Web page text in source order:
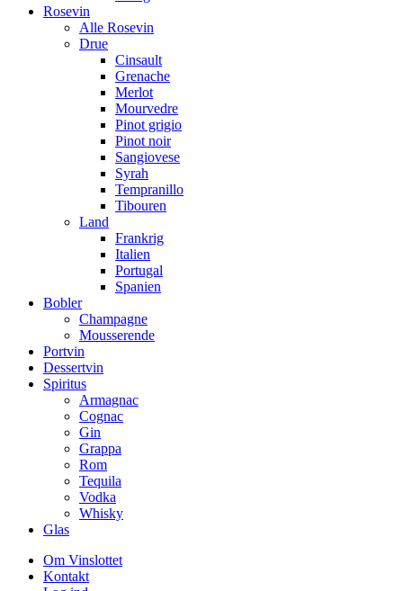
Rosevin
Alle Rosevin
Drue
Cinsault
Grenache
Merlot
Mourvedre
Pinot grigio
Pinot noir
Sangiovese
Syrah
Tempranillo
Tibouren
Land
Frankrig
Italien
Portugal
Spanien
Bobler
Champagne
Mousserende
Portvin
Dessertvin
Spiritus
Armagnac
Cognac
Gin
Grappa
Rom
Tequila
Vodka
Whisky
Glas
Om Vinslottet
Kontakt